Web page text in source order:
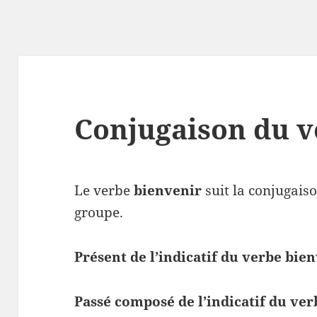
Conjugaison du
Le verbebienvenir suit la
groupe.
Présent de l’indicatif du verbe
Passé composé de l’indicatif du